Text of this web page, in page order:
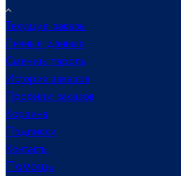
Текущие заказы
Личные данные
Сменить пароль
История заказов
Профили заказов
Корзина
Подписки
Контакты
Помощь